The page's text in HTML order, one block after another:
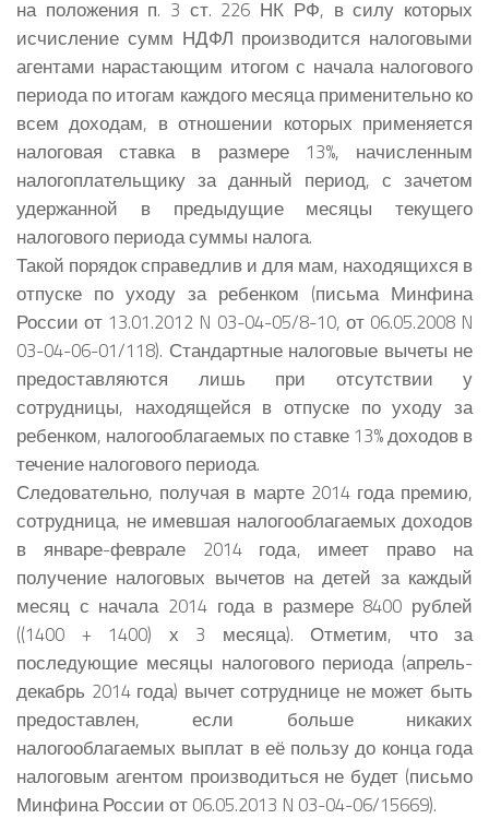
на положения п. 3 ст. 226 НК РФ, в силу которых
исчисление сумм НДФЛ производится налоговыми
агентами нарастающим итогом с начала налогового
периода по итогам каждого месяца применительно ко
всем доходам, в отношении которых применяется
налоговая ставка в размере 13%, начисленным
налогоплательщику за данный период, с зачетом
удержанной в предыдущие месяцы текущего
налогового периода суммы налога.
Такой порядок справедлив и для мам, находящихся в
отпуске по уходу за ребенком (письма Минфина
России от 13.01.2012 N 03-04-05/8-10, от 06.05.2008 N
03-04-06-01/118). Стандартные налоговые вычеты не
предоставляются лишь при отсутствии у
сотрудницы, находящейся в отпуске по уходу за
ребенком, налогооблагаемых по ставке 13% доходов в
течение налогового периода.
Следовательно, получая в марте 2014 года премию,
сотрудница, не имевшая налогооблагаемых доходов
в январе-феврале 2014 года, имеет право на
получение налоговых вычетов на детей за каждый
месяц с начала 2014 года в размере 8400 рублей
((1400 + 1400) х 3 месяца). Отметим, что за
последующие месяцы налогового периода (апрель-
декабрь 2014 года) вычет сотруднице не может быть
предоставлен, если больше никаких
налогооблагаемых выплат в её пользу до конца года
налоговым агентом производиться не будет (письмо
Минфина России от 06.05.2013 N 03-04-06/15669).